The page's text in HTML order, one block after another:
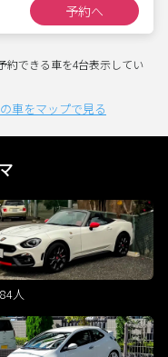
予約へ
約できる車を4台表示してい
車をマップで見る
人